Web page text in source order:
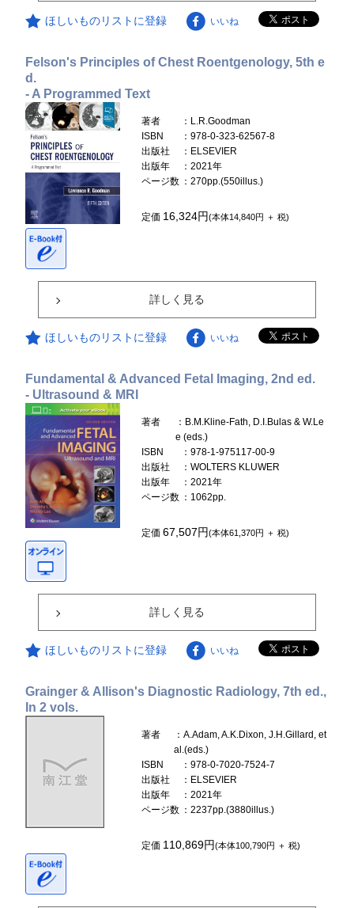
ほしいものリストに登録 いいね
Felson's Principles of Chest Roentgenology, 5th e
d.
- A Programmed Text
著者
：L.R.Goodman
ISBN
：978-0-323-62567-8
出版社
：ELSEVIER
出版年
：2021年
ページ数 ：270pp.(550illus.)
定価 16,324円(本体14,840円 ＋ 税)
詳しく見る
ほしいものリストに登録 いいね
Fundamental & Advanced Fetal Imaging, 2nd ed.
- Ultrasound & MRI
著者
：B.M.Kline-Fath, D.I.Bulas & W.Le
e (eds.)
ISBN
：978-1-975117-00-9
出版社
：WOLTERS KLUWER
出版年
：2021年
ページ数 ：1062pp.
定価67,507円(本体61,370円 ＋ 税)
詳しく見る
ほしいものリストに登録 いいね
Grainger & Allison's Diagnostic Radiology, 7th ed.,
In 2 vols.
著者
：A.Adam, A.K.Dixon, J.H.Gillard, et
al.(eds.)
ISBN
：978-0-7020-7524-7
出版社
：ELSEVIER
出版年
：2021年
ページ数 ：2237pp.(3880illus.)
定価 110,869円(本体100,790円 ＋ 税)